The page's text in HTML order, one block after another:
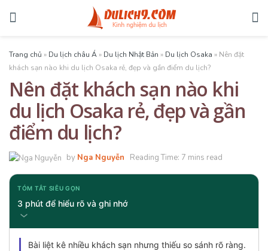
Trang chủ » Du lịch châu Á » Du lịch Nhật Bản » Du lịch Osaka » Nên đặt
khách sạn nào khi du lịch Osaka rẻ, đẹp và gần điểm du lịch?
Nên đặt khách sạn nào khi
du lịch Osaka rẻ, đẹp và gần
điểm du lịch?
by Nga Nguyễn Reading Time: 7 mins read
TÓM TẮT SIÊU GỌN
3 phút để hiểu rõ và ghi nhớ
Bài liệt kê nhiều khách sạn nhưng thiếu so sánh rõ ràng.